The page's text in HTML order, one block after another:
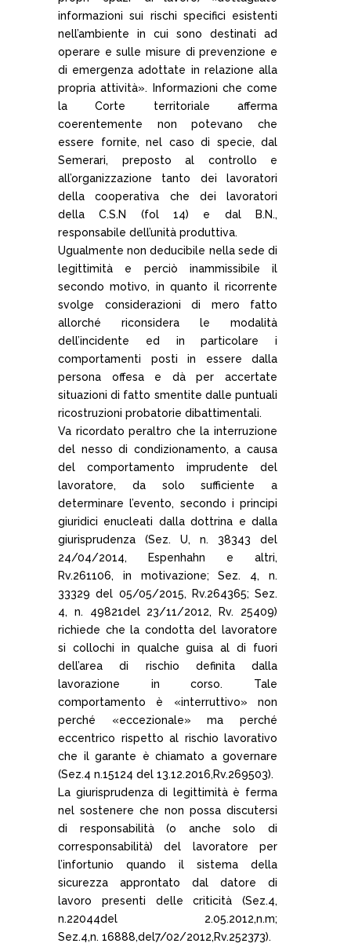
informazioni sui rischi specifici esistenti
nell’ambiente in cui sono destinati ad
operare e sulle misure di prevenzione e
di emergenza adottate in relazione alla
propria attività». Informazioni che come
la Corte territoriale afferma
coerentemente non potevano che
essere fornite, nel caso di specie, dal
Semerari, preposto al controllo e
all’organizzazione tanto dei lavoratori
della cooperativa che dei lavoratori
della C.S.N (fol 14) e dal B.N.,
responsabile dell’unità produttiva.
Ugualmente non deducibile nella sede di
legittimità e perciò inammissibile il
secondo motivo, in quanto il ricorrente
svolge considerazioni di mero fatto
allorché riconsidera le modalità
dell’incidente ed in particolare i
comportamenti posti in essere dalla
persona offesa e dà per accertate
situazioni di fatto smentite dalle puntuali
ricostruzioni probatorie dibattimentali.
Va ricordato peraltro che la interruzione
del nesso di condizionamento, a causa
del comportamento imprudente del
lavoratore, da solo sufficiente a
determinare l’evento, secondo i principi
giuridici enucleati dalla dottrina e dalla
giurisprudenza (Sez. U, n. 38343 del
24/04/2014, Espenhahn e altri,
Rv.261106, in motivazione; Sez. 4, n.
33329 del 05/05/2015, Rv.264365; Sez.
4, n. 49821del 23/11/2012, Rv. 25409)
richiede che la condotta del lavoratore
si collochi in qualche guisa al di fuori
dell’area di rischio definita dalla
lavorazione in corso. Tale
comportamento è «interruttivo» non
perché «eccezionale» ma perché
eccentrico rispetto al rischio lavorativo
che il garante è chiamato a governare
(Sez.4 n.15124 del 13.12.2016,Rv.269503).
La giurisprudenza di legittimità è ferma
nel sostenere che non possa discutersi
di responsabilità (o anche solo di
corresponsabilità) del lavoratore per
l’infortunio quando il sistema della
sicurezza approntato dal datore di
lavoro presenti delle criticità (Sez.4,
n.22044del 2.05.2012,n.m;
Sez.4,n. 16888,del7/02/2012,Rv.252373).